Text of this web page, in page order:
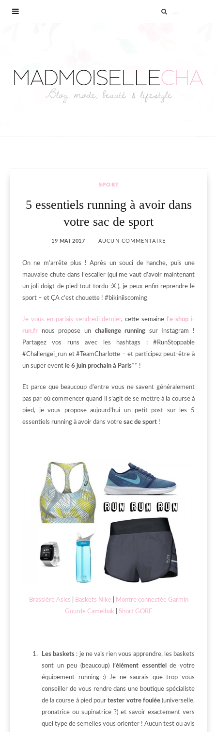
SPORT
5 essentiels running à avoir dans
votre sac de sport
19 MAI 2017 AUCUN COMMENTAIRE
On ne m’arrête plus ! Après un souci de hanche, puis une
mauvaise chute dans l’escalier (qui me vaut d’avoir maintenant
un joli doigt de pied tout tordu :X ), je peux enfin reprendre le
sport – et ÇA c’est chouette ! #bikiniiscoming
Je vous en parlais vendredi dernier, cette semaine
l’e-shop i-
run.fr nous propose un challenge running sur Instagram !
Partagez vos runs avec les hashtags : #RunStoppable
#Challengei_run et #TeamCharlotte – et participez peut-être à
un super event le 6 juin prochain à Paris** !
Et parce que beaucoup d’entre vous ne savent généralement
pas par où commencer quand il s’agit de se mettre à la course à
pied, je vous propose aujourd’hui un petit post sur les 5
essentiels running à avoir dans votre sac de sport !
Brassière Asics Baskets Nike
Montre connectée Garmin
Gourde Camelbak
Short GORE
Les baskets : je ne vais rien vous apprendre, les baskets
sont un peu (beaucoup)
l’élément essentiel
de votre
équipement running :) Je ne saurais que trop vous
conseiller de vous rendre dans une boutique spécialiste
de la course à pied pourtester votre foulée(universelle,
pronatrice ou supinatrice ?) et savoir exactement vers
quel type de semelles vous orienter ! Aucun test ou avis